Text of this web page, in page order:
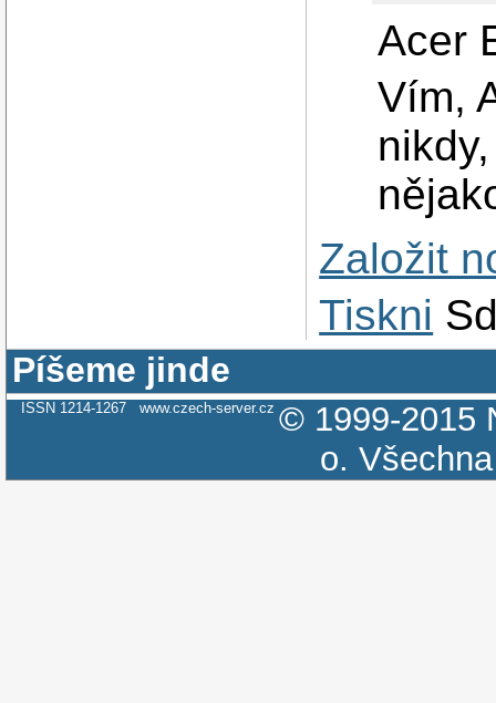
Acer
Vím,
Založit
Tiskni
Píšeme jinde
ISSN 1214-1267 www.czech-server.cz © 1999-2015
o.